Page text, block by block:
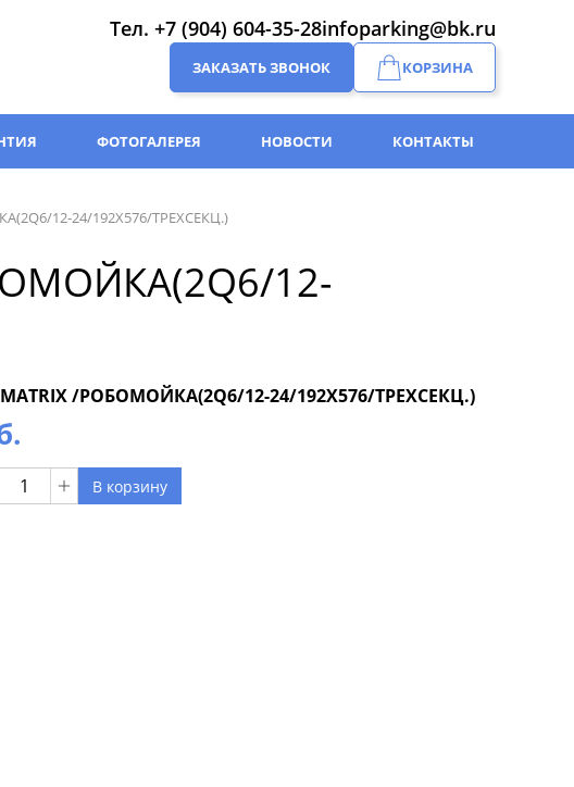
Тел. +7 (904) 604-35-28infoparking@bk.ru
ЗАКАЗАТЬ ЗВОНОК КОРЗИНА
ФОТОГАЛЕРЕЯ НОВОСТИ КОНТАКТЫ
12-24/192Х576/ТРЕХСЕКЦ.)
12-
/РОБОМОЙКА(2Q6/12-24/192Х576/ТРЕХСЕКЦ.)
В корзину